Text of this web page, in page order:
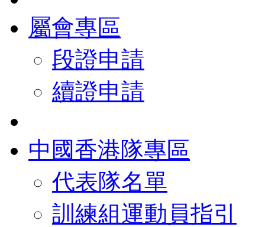
屬會專區
段證申請
續證申請
中國香港隊專區
代表隊名單
訓練組運動員指引